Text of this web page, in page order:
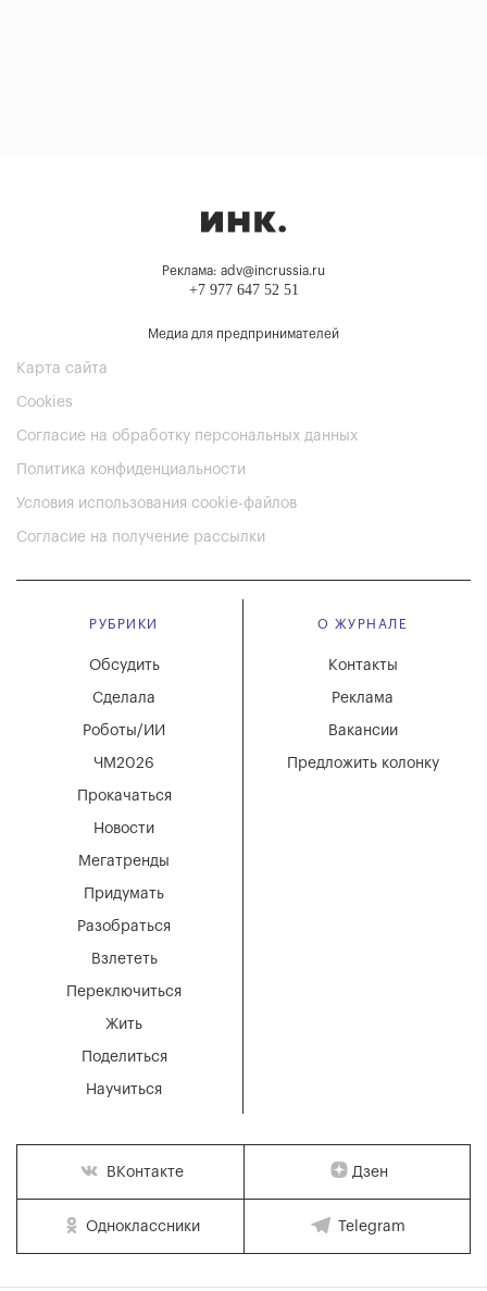
Реклама: adv@incrussia.ru
+7 977 647 52 51
Медиа для предпринимателей
Карта сайта
Cookies
Согласие на обработку персональных данных
Политика конфиденциальности
Условия использования cookie-файлов
Согласие на получение рассылки
РУБРИКИ
Мегатренды
Придумать
Разобраться
Взлететь
Новости
Переключиться
Жить
Поделиться
Научиться
Обсудить
Сделала
Роботы/ИИ
ЧМ2026
Прокачаться
О ЖУРНАЛЕ
Вакансии
Реклама
Контакты
Предложить колонку
ВКонтакте Дзен
Одноклассники Telegram